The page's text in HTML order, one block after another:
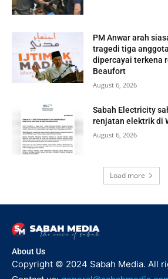
PM Anwar arah
tragedi tiga
dipercayai terkena
Beaufort
August 6, 2026
Sabah Electricity
renjatan elektrik di
August 6, 2026
Load more
About Us
Copyright © 2024 Sabah Media. All